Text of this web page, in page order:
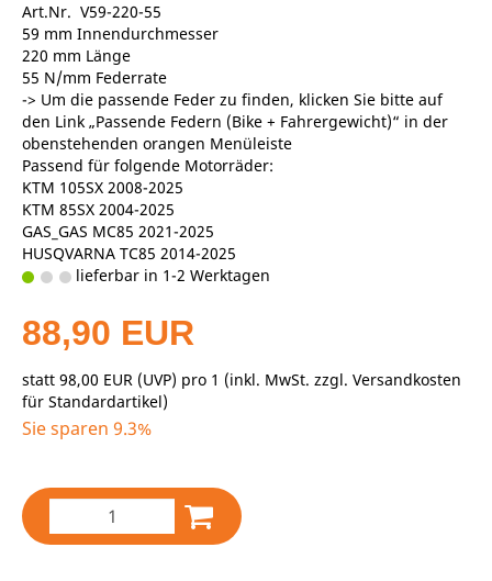
Art.Nr. V59-220-55
59 mm Innendurchmesser
220 mm Länge
55 N/mm Federrate
-> Um die passende Feder zu finden, klicken Sie bitte auf
den Link „Passende Federn (Bike + Fahrergewicht)“ in der
obenstehenden orangen Menüleiste
Passend für folgende Motorräder:
KTM 105SX 2008-2025
KTM 85SX 2004-2025
GAS_GAS MC85 2021-2025
HUSQVARNA TC85 2014-2025
lieferbar in 1-2 Werktagen
88,90 EUR
statt 98,00 EUR (UVP) pro 1 (inkl. MwSt. zzgl. Versandkosten
für Standardartikel)
Sie sparen 9.3%